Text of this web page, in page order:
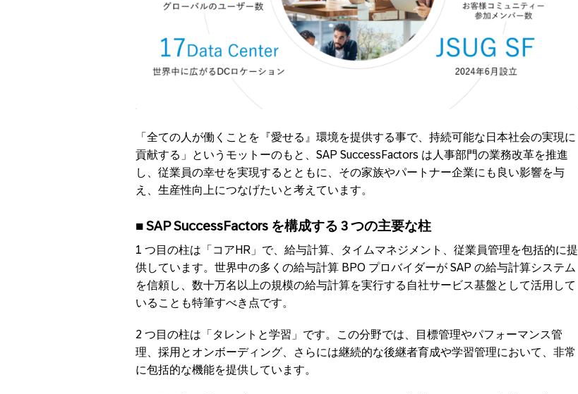
「全ての人が働くことを『愛せる』環境を提供する事で、持続可能な日本社会の実現に
貢献する」というモットーのもと、SAP SuccessFactors は人事部門の業務改革を推進
し、従業員の幸せを実現するとともに、その家族やパートナー企業にも良い影響を与
え、生産性向上につなげたいと考えています。
■ SAP SuccessFactors を構成する 3 つの主要な柱
1 つ目の柱は「コアHR」で、給与計算、タイムマネジメント、従業員管理を包括的に提
供しています。世界中の多くの給与計算 BPO プロバイダーが SAP の給与計算システム
を信頼し、数十万名以上の規模の給与計算を実行する自社サービス基盤として活用して
いることも特筆すべき点です。
2 つ目の柱は「タレントと学習」です。この分野では、目標管理やパフォーマンス管
理、採用とオンボーディング、さらには継続的な後継者育成や学習管理において、非常
に包括的な機能を提供しています。